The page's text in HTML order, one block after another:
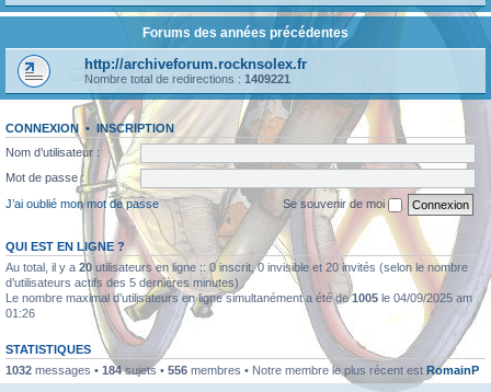
Forums des années précédentes
http://archiveforum.rocknsolex.fr
Nombre total de redirections : 1409221
CONNEXION • INSCRIPTION
Nom d’utilisateur :
Mot de passe :
J’ai oublié mon mot de passe
Se souvenir de moi
QUI EST EN LIGNE ?
Au total, il y a 20 utilisateurs en ligne :: 0 inscrit, 0 invisible et 20 invités (selon le nombre
d’utilisateurs actifs des 5 dernières minutes)
Le nombre maximal d’utilisateurs en ligne simultanément a été de1005 le 04/09/2025 am
01:26
STATISTIQUES
1032 messages • 184sujets • 556 membres • Notre membre le plus récent est RomainP